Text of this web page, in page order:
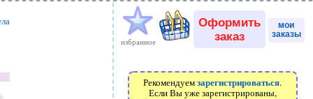
избранное
Оформить
заказ
мои
заказы
Рекомендуемзарегистрироваться.
Если Вы уже зарегистрированы,